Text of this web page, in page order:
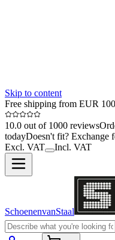
Skip to content
Free shipping from EUR
10.0 out of 1000 reviews
todayDoesn't fit? Exchange
Excl. VAT
Incl. VAT
SchoenenvanStaal